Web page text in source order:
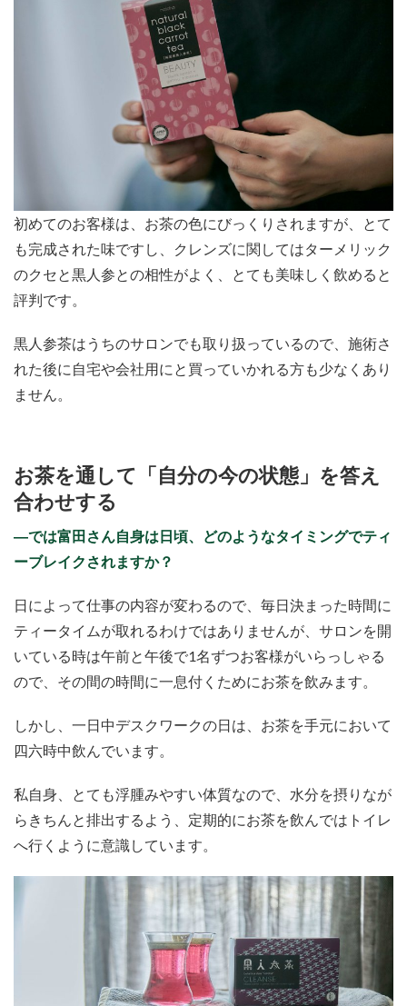
初めてのお客様は、お茶の色にびっくりされますが、とて
も完成された味ですし、クレンズに関してはターメリック
のクセと黒人参との相性がよく、とても美味しく飲めると
評判です。
黒人参茶はうちのサロンでも取り扱っているので、施術さ
れた後に自宅や会社用にと買っていかれる方も少なくあり
ません。
お茶を通して「自分の今の状態」を答え
合わせする
―では富田さん自身は日頃、どのようなタイミングでティ
ーブレイクされますか？
日によって仕事の内容が変わるので、毎日決まった時間に
ティータイムが取れるわけではありませんが、サロンを開
いている時は午前と午後で1名ずつお客様がいらっしゃる
ので、その間の時間に一息付くためにお茶を飲みます。
しかし、一日中デスクワークの日は、お茶を手元において
四六時中飲んでいます。
私自身、とても浮腫みやすい体質なので、水分を摂りなが
らきちんと排出するよう、定期的にお茶を飲んではトイレ
へ行くように意識しています。